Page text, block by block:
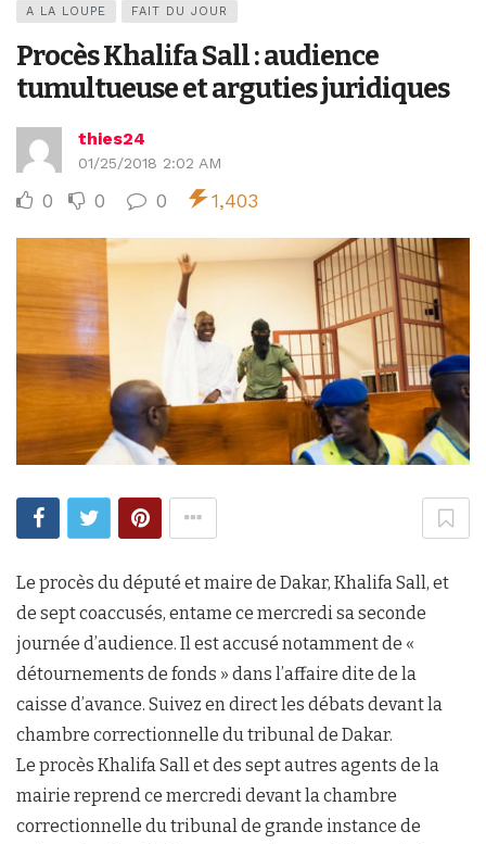
A LA LOUPE FAIT DU JOUR
Procès Khalifa Sall : audience
tumultueuse et arguties juridiques
thies24
01/25/2018 2:02 AM
0 0 0 1,403
Le procès du député et maire de Dakar, Khalifa Sall, et
de sept coaccusés, entame ce mercredi sa seconde
journée d’audience. Il est accusé notamment de «
détournements de fonds » dans l’affaire dite de la
caisse d’avance. Suivez en direct les débats devant la
chambre correctionnelle du tribunal de Dakar.
Le procès Khalifa Sall et des sept autres agents de la
mairie reprend ce mercredi devant la chambre
correctionnelle du tribunal de grande instance de